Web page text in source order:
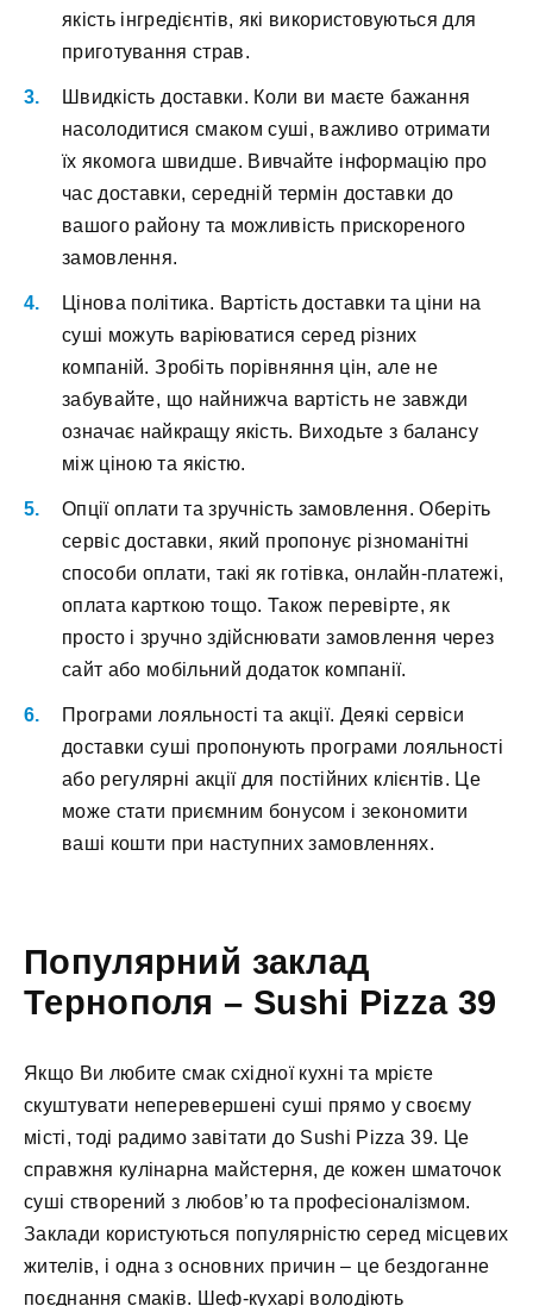
якість інгредієнтів, які використовуються для
приготування страв.
Швидкість доставки. Коли ви маєте бажання
насолодитися смаком суші, важливо отримати
їх якомога швидше. Вивчайте інформацію про
час доставки, середній термін доставки до
вашого району та можливість прискореного
замовлення.
Цінова політика. Вартість доставки та ціни на
суші можуть варіюватися серед різних
компаній. Зробіть порівняння цін, але не
забувайте, що найнижча вартість не завжди
означає найкращу якість. Виходьте з балансу
між ціною та якістю.
Опції оплати та зручність замовлення. Оберіть
сервіс доставки, який пропонує різноманітні
способи оплати, такі як готівка, онлайн-платежі,
оплата карткою тощо. Також перевірте, як
просто і зручно здійснювати замовлення через
сайт або мобільний додаток компанії.
Програми лояльності та акції. Деякі сервіси
доставки суші пропонують програми лояльності
або регулярні акції для постійних клієнтів. Це
може стати приємним бонусом і зекономити
ваші кошти при наступних замовленнях.
Популярний заклад
Тернополя – Sushi Pizza 39
Якщо Ви любите смак східної кухні та мрієте
скуштувати неперевершені суші прямо у своєму
місті, тоді радимо завітати до Sushi Pizza 39. Це
справжня кулінарна майстерня, де кожен шматочок
суші створений з любов’ю та професіоналізмом.
Заклади користуються популярністю серед місцевих
жителів, і одна з основних причин – це бездоганне
поєднання смаків. Шеф-кухарі володіють